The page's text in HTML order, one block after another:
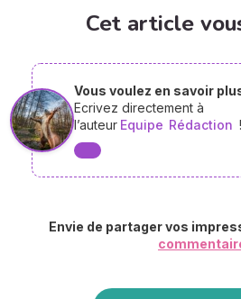
Cet article
Vous voulez en savoir
Ecrivez directement à
l’auteur Equipe Rédaction !
Envie de partager vos